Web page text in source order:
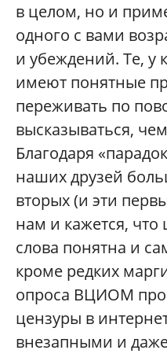
в целом, но и
одного с вами
и убеждений. Те, у
имеют понятные
переживать по
высказываться,
Благодаря
наших друзей
вторых (и эти
нам и кажется, что
слова понятна и
кроме редких
опроса ВЦИОМ про
цензуры в
внезапными и